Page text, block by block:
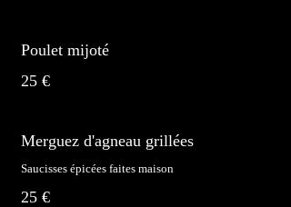
Poulet mijoté
25 €
Merguez d'agneau grillées
Saucisses épicées faites maison
25 €